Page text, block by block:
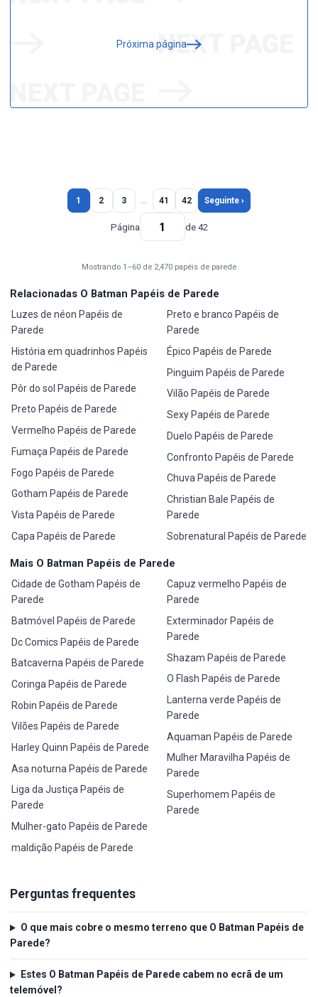
Próxima página
1 2 3 … 41 42 Seguinte ›
Página de 42
Mostrando 1–60 de 2,470 papéis de parede
Relacionadas O Batman Papéis de Parede
Luzes de néon Papéis de
Parede
História em quadrinhos Papéis
de Parede
Pôr do sol Papéis de Parede
Preto Papéis de Parede
Vermelho Papéis de Parede
Fumaça Papéis de Parede
Fogo Papéis de Parede
Gotham Papéis de Parede
Vista Papéis de Parede
Capa Papéis de Parede
Preto e branco Papéis de
Parede
Épico Papéis de Parede
Pinguim Papéis de Parede
Vilão Papéis de Parede
Sexy Papéis de Parede
Duelo Papéis de Parede
Confronto Papéis de Parede
Chuva Papéis de Parede
Christian Bale Papéis de
Parede
Sobrenatural Papéis de Parede
Mais O Batman Papéis de Parede
Cidade de Gotham Papéis de
Parede
Batmóvel Papéis de Parede
Dc Comics Papéis de Parede
Batcaverna Papéis de Parede
Coringa Papéis de Parede
Robin Papéis de Parede
Vilões Papéis de Parede
Harley Quinn Papéis de Parede
Asa noturna Papéis de Parede
Liga da Justiça Papéis de
Parede
Mulher-gato Papéis de Parede
maldição Papéis de Parede
Capuz vermelho Papéis de
Parede
Exterminador Papéis de
Parede
Shazam Papéis de Parede
O Flash Papéis de Parede
Lanterna verde Papéis de
Parede
Aquaman Papéis de Parede
Mulher Maravilha Papéis de
Parede
Superhomem Papéis de
Parede
Perguntas frequentes
O que mais cobre o mesmo terreno que O Batman Papéis de
Parede?
Estes O Batman Papéis de Parede cabem no ecrã de um
telemóvel?